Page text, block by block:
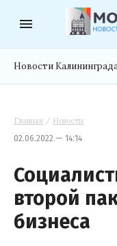
menu
Новости
Главная / Новости
02.06.2022 — 14:14
второй
бизнеса